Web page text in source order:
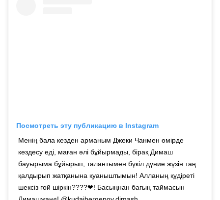
Посмотреть эту публикацию в Instagram
Менің бала кезден арманым Джеки Чанмен өмірде
кездесу еді, маған әлі бұйырмады, бірақ Димаш
бауырыма бұйырып, талантымен бүкіл дүние жүзін таң
қалдырып жатқанына қуаныштымын! Алланың құдіреті
шексіз ғой шіркін????❤! Басыңнан бағың таймасын